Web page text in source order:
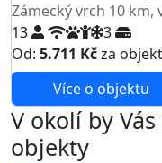
Zámecký vrch 10 km,
13
3
Od: 5.711 Kčza
Více o objektu
V okolí by
objekty